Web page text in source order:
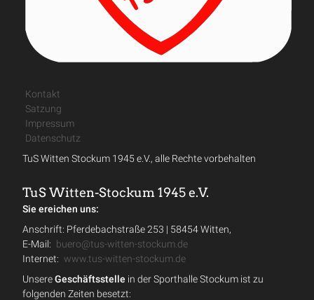
Kontakt
Satzung
Impressum
Datenschutz
TuS Witten Stockum 1945 e.V., alle Rechte vorbehalten
TuS Witten-Stockum 1945 e.V.
Sie ereichen uns:
Anschrift: Pferdebachstraße 253 | 58454 Witten,
E-Mail: buero@tus-witten-stockum.de
Internet: www.tus-witten-stockum.de
UnsereGeschäftsstelle in der Sporthalle Stockum ist zu
folgenden Zeiten besetzt: